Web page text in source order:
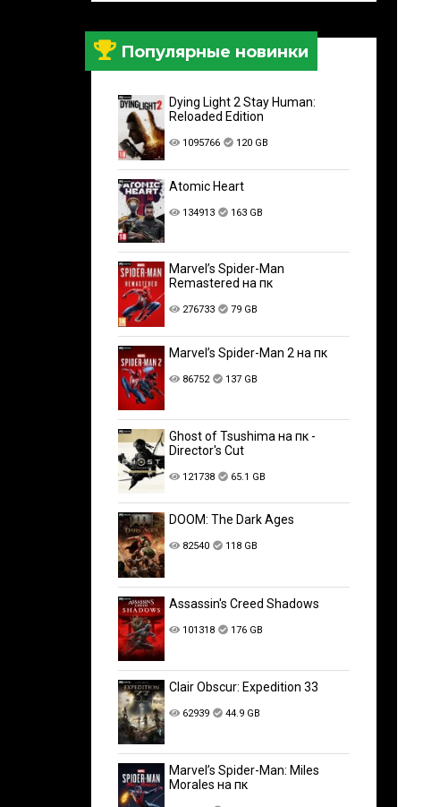
Популярные новинки
Dying Light 2 Stay Human:
Reloaded Edition
1095766 120 GB
Atomic Heart
134913 163 GB
Marvel’s Spider-Man
Remastered на пк
276733 79 GB
Marvel’s Spider-Man 2 на пк
86752 137 GB
Ghost of Tsushima на пк -
Director's Cut
121738 65.1 GB
DOOM: The Dark Ages
82540 118 GB
Assassin's Creed Shadows
101318 176 GB
Clair Obscur: Expedition 33
62939 44.9 GB
Marvel’s Spider-Man: Miles
Morales на пк